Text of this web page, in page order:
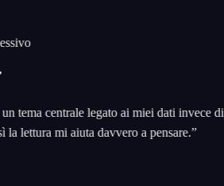
centrale legato ai miei dati invece di un
lettura mi aiuta davvero a pensare.”